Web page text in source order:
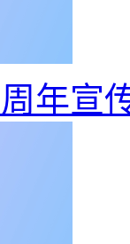
年宣